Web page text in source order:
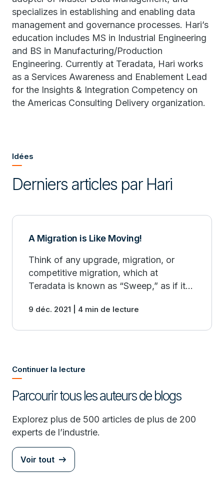
specializes in establishing and enabling data
management and governance processes. Hari’s
education includes MS in Industrial Engineering
and BS in Manufacturing/Production
Engineering. Currently at Teradata, Hari works
as a Services Awareness and Enablement Lead
for the Insights & Integration Competency on
the Americas Consulting Delivery organization.
Idées
Derniers articles par Hari
A Migration is Like Moving!
Think of any upgrade, migration, or
competitive migration, which at
Teradata is known as “Sweep,” as if it
of course, it is - for your business.
9 déc. 2021 | 4 min de lecture
Continuer la lecture
Parcourir tous les auteurs de blogs
Explorez plus de 500 articles de plus de 200
experts de l’industrie.
Voir tout